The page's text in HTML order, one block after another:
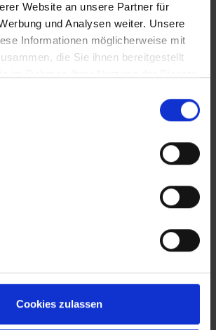
Website an unsere Partner für
und Analysen weiter. Unsere
Informationen möglicherweise mit
die Sie ihnen bereitgestellt
Cookies zulassen